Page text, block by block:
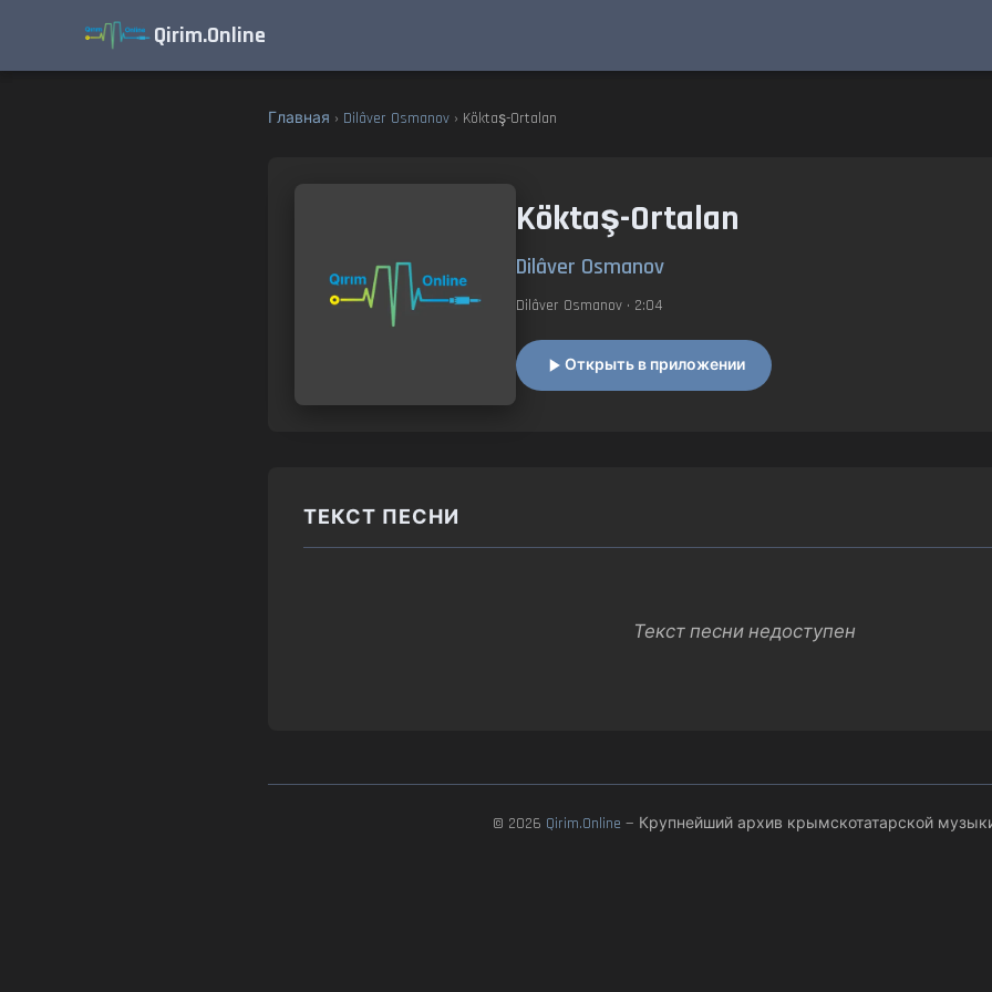
Qirim.Online
Главная › Dilâver Osmanov › Köktaş-Ortalan
Köktaş-Ortalan
Dilâver Osmanov
Dilâver Osmanov • 2:04
Открыть в приложении
ТЕКСТ ПЕСНИ
Текст песни недоступен
© 2026 Qirim.Online — Крупнейший архив крымскотатарской